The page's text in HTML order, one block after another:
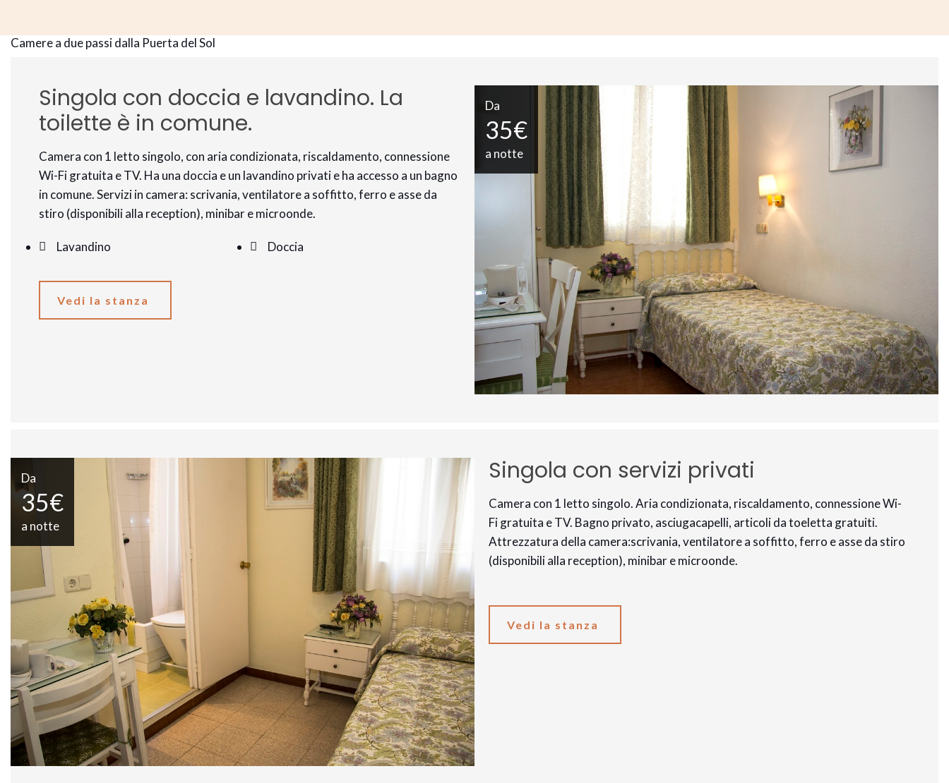
Camere a due passi dalla Puerta del Sol
Singola con doccia e lavandino. La
toilette è in comune.
Da
35€
a notte
Camera con 1 letto singolo, con aria condizionata, riscaldamento, connessione
Wi-Fi gratuita e TV. Ha una doccia e un lavandino privati e ha accesso a un bagno
in comune. Servizi in camera: scrivania, ventilatore a soffitto, ferro e asse da
stiro (disponibili alla reception), minibar e microonde.
Lavandino Doccia
Vedi la stanza
Singola con servizi privati
Da
35€
a notte
Camera con 1 letto singolo. Aria condizionata, riscaldamento, connessione Wi-
Fi gratuita e TV. Bagno privato, asciugacapelli, articoli da toeletta gratuiti.
Attrezzatura della camera:scrivania, ventilatore a soffitto, ferro e asse da stiro
(disponibili alla reception), minibar e microonde.
Vedi la stanza